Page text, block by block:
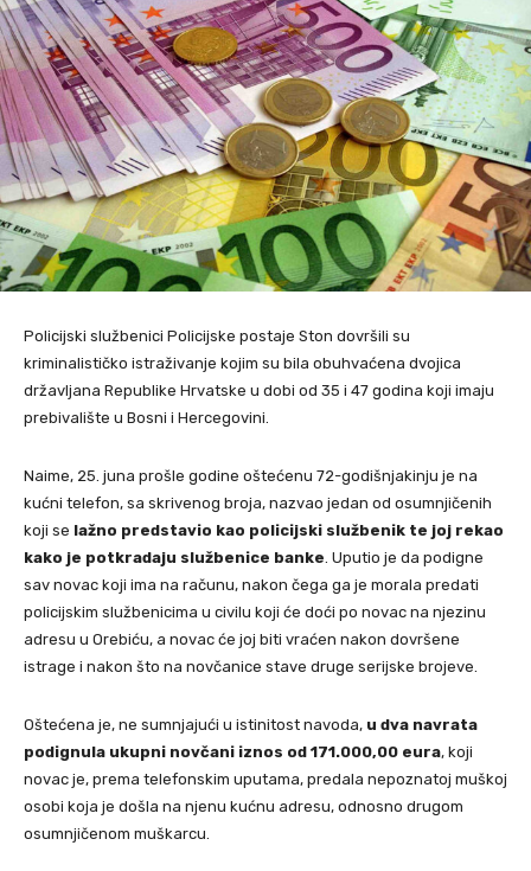
Policijski službenici Policijske postaje Ston dovršili su
kriminalističko istraživanje kojim su bila obuhvaćena dvojica
državljana Republike Hrvatske u dobi od 35 i 47 godina koji imaju
prebivalište u Bosni i Hercegovini.
Naime, 25. juna prošle godine oštećenu 72-godišnjakinju je na
kućni telefon, sa skrivenog broja, nazvao jedan od osumnjičenih
koji se lažno predstavio kao policijski službenik te joj rekao
kako je potkradaju službenice banke. Uputio je da podigne
sav novac koji ima na računu, nakon čega ga je morala predati
policijskim službenicima u civilu koji će doći po novac na njezinu
adresu u Orebiću, a novac će joj biti vraćen nakon dovršene
istrage i nakon što na novčanice stave druge serijske brojeve.
Oštećena je, ne sumnjajući u istinitost navoda, u dva navrata
podignula ukupni novčani iznos od 171.000,00 eura, koji
novac je, prema telefonskim uputama, predala nepoznatoj muškoj
osobi koja je došla na njenu kućnu adresu, odnosno drugom
osumnjičenom muškarcu.